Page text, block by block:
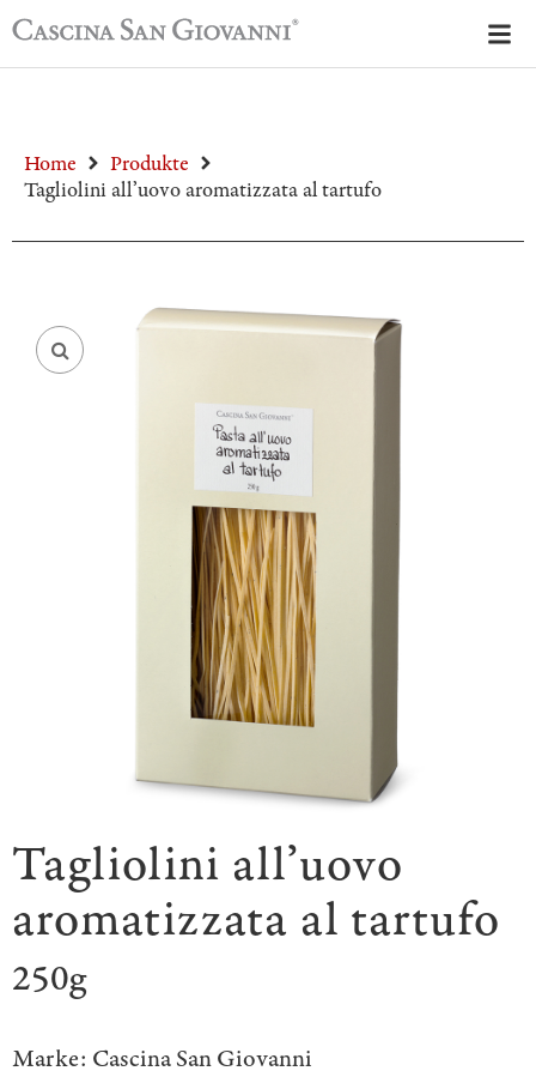
Home
Produkte
Tagliolini all’uovo aromatizzata al tartufo
Tagliolini all’uovo
aromatizzata al tartufo
250g
Marke: Cascina San Giovanni